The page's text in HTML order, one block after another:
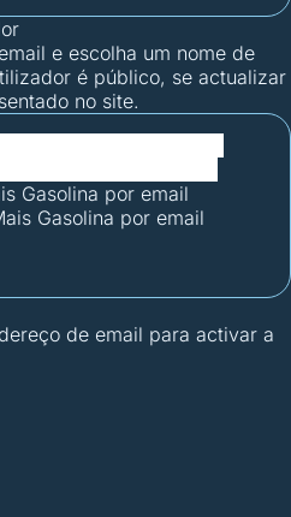
e escolha um nome de
é público, se actualizar
no site.
Gasolina por email
Gasolina por email
de email para activar a